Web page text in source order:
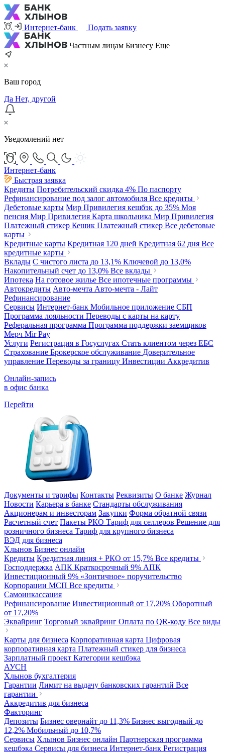
Интернет-банк Подать заявку
Частным лицам Бизнесу Еще
Ваш город
Да Нет, другой
Уведомлений нет
Интернет-банк
Быстрая заявка
Кредиты Потребительский скидка 4% По паспорту
Рефинансирование под залог автомобиля Все кредиты
Дебетовые карты Мир Привилегия кешбэк до 35% Моя
пенсия Мир Привилегия Карта школьника Мир Привилегия
Платежный стикер Кешик Платежный стикер Все дебетовые
карты
Кредитные карты Кредитная 120 дней Кредитная 62 дня Все
кредитные карты
Вклады С чистого листа до 13,1% Ключевой до 13,0%
Накопительный счет до 13,0% Все вклады
Ипотека На готовое жилье Все ипотечные программы
Автокредиты Авто-мечта Авто-мечта - Лайт
Рефинансирование
Сервисы Интернет-банк Мобильное приложение СБП
Программа лояльности Переводы с карты на карту
Реферальная программа Программа поддержки заемщиков
Мерч Mir Pay
Услуги Регистрация в Госуслугах Стать клиентом через ЕБС
Страхование Брокерское обслуживание Доверительное
управление Переводы за границу Инвестиции Аккредитив
Онлайн-запись
в офис банка
Перейти
Документы и тарифы Контакты Реквизиты О банке Журнал
Новости Карьера в банке Стандарты обслуживания
Акционерам и инвесторам Закупки Форма обратной связи
Расчетный счет Пакеты РКО Тариф для селлеров Решение для
розничного бизнеса Тариф для крупного бизнеса
ВЭД для бизнеса
Хлынов Бизнес онлайн
Кредиты Кредитная линия + РКО от 15,7% Все кредиты
Господдержка АПК Краткосрочный 9% АПК
Инвестиционный 9% «Зонтичное» поручительство
Корпорации МСП Все кредиты
Самоинкассация
Рефинансирование Инвестиционный от 17,20% Оборотный
от 17,20%
Эквайринг Торговый эквайринг Оплата по QR-коду Все виды
Карты для бизнеса Корпоративная карта Цифровая
корпоративная карта Платежный стикер для бизнеса
Зарплатный проект Категории кешбэка
АУСН
Хлынов бухгалтерия
Гарантии Лимит на выдачу банковских гарантий Все
гарантии
Аккредитив для бизнеса
Факторинг
Депозиты Бизнес овернайт до 11,3% Бизнес выгодный до
12,2% Мобильный до 10,7%
Сервисы Хлынов Бизнес онлайн Партнерская программа
кешбэка Сервисы для бизнеса Интернет-банк Регистрация